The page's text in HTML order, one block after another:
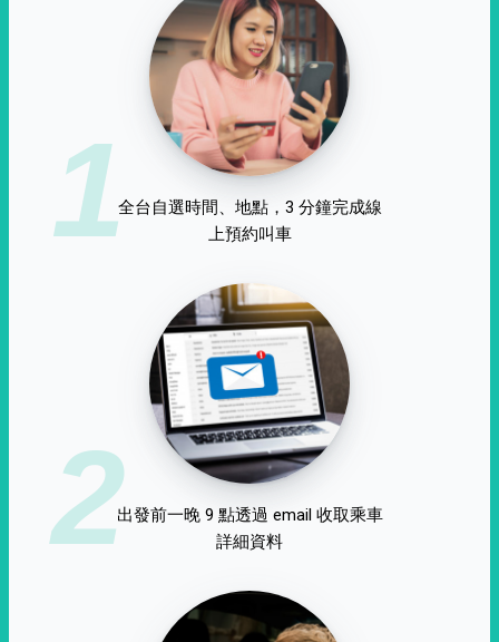
1全台自選時間、地點，3 分鐘完成線
上預約叫車
2出發前一晚 9 點透過 email 收取乘車
詳細資料